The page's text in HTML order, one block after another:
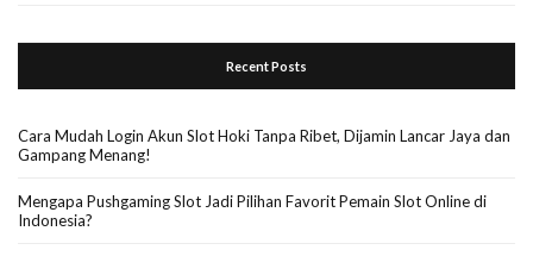
Recent Posts
Cara Mudah Login Akun Slot Hoki Tanpa Ribet, Dijamin Lancar Jaya dan
Gampang Menang!
Mengapa Pushgaming Slot Jadi Pilihan Favorit Pemain Slot Online di
Indonesia?